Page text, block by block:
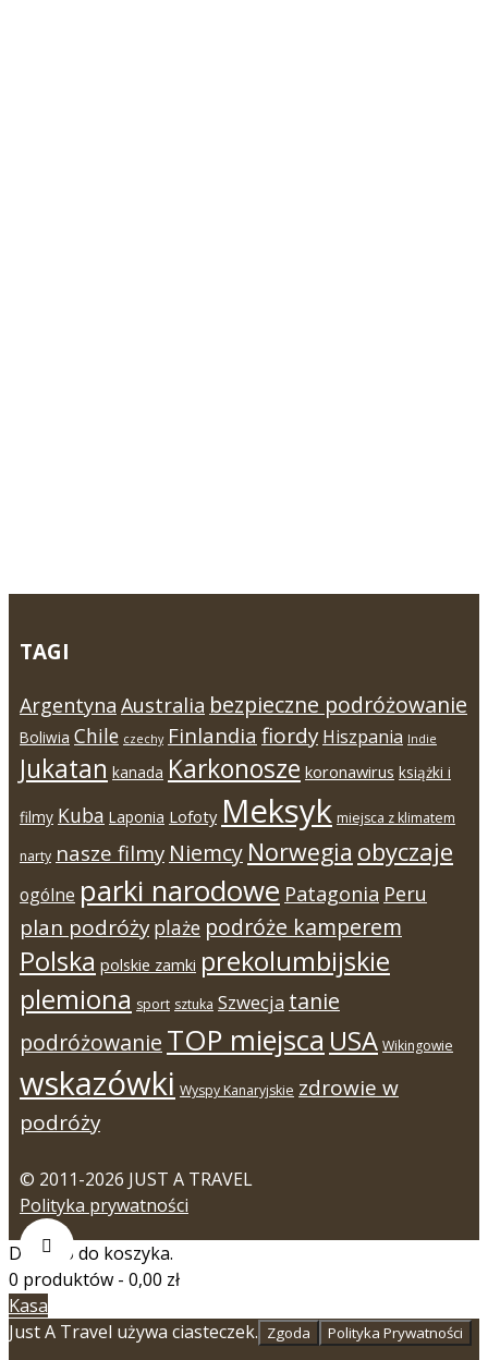
TAGI
Argentyna Australia bezpieczne podróżowanie
Boliwia Chile czechy Finlandia fiordy Hiszpania Indie
Jukatan kanada Karkonosze koronawirus książki i
filmy Kuba Laponia Lofoty Meksyk miejsca z klimatem
narty nasze filmy Niemcy Norwegia obyczaje
ogólne parki narodowe Patagonia Peru
plan podróży plaże podróże kamperem
Polska polskie zamki prekolumbijskie
plemiona sport sztuka Szwecja tanie
podróżowanie TOP miejsca USA Wikingowie
wskazówki Wyspy Kanaryjskie zdrowie w
podróży
© 2011-2026 JUST A TRAVEL
Polityka prywatności
Dodano do koszyka.
0 produktów - 0,00 zł
Kasa
Just A Travel używa ciasteczek. Zgoda Polityka Prywatności